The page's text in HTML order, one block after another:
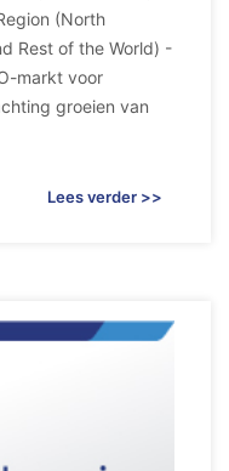
(North
Rest of the World) -
markt voor
groeien van
Lees verder >>